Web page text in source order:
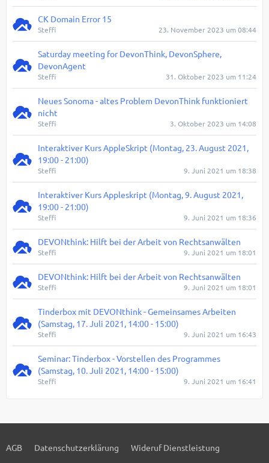
CK Domain Error 15
Steffi 23. November 2023 um 08:44
Saturday meeting for DevonThink, DevonSphere,
DevonAgent
Steffi 31. Oktober 2023 um 11:24
Neues Sonoma - altes Problem DevonThink funktioniert
nicht
Steffi 3. Oktober 2023 um 14:08
Interaktiver Kurs AppleSkript (Montag, 23. August 2021,
19:00 - 21:00)
Steffi 9. Juni 2021 um 18:38
Interaktiver Kurs Appleskript (Montag, 9. August 2021,
19:00 - 21:00)
Steffi 9. Juni 2021 um 18:36
DEVONthink: Hilft bei der Arbeit von Rechtsanwälten
Steffi 9. Juni 2021 um 18:01
DEVONthink: Hilft bei der Arbeit von Rechtsanwälten
Steffi 9. Juni 2021 um 18:01
Tinderbox mit DEVONthink - Gemeinsames Arbeiten
(Samstag, 17. Juli 2021, 14:00 - 15:00)
Steffi 9. Juni 2021 um 16:43
Seminar: Tinderbox - Vorstellen des Programmes
(Samstag, 10. Juli 2021, 14:00 - 15:00)
Steffi 9. Juni 2021 um 16:41
AGB Datenschutzerklärung Wideruf Dienstleistung